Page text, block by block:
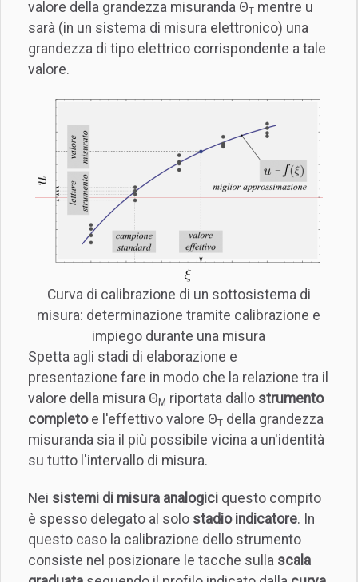
valore della grandezza misuranda ΘT mentre u
sarà (in un sistema di misura elettronico) una
grandezza di tipo elettrico corrispondente a tale
valore.
Curva di calibrazione di un sottosistema di
misura: determinazione tramite calibrazione e
impiego durante una misura
Spetta agli stadi di elaborazione e
presentazione fare in modo che la relazione tra il
valore della misura Θ M riportata dallo strumento
completoe l'effettivo valore ΘT della grandezza
misuranda sia il più possibile vicina a un'identità
su tutto l'intervallo di misura.
Nei sistemi di misura analogici questo compito
è spesso delegato al solo stadio indicatore. In
questo caso la calibrazione dello strumento
consiste nel posizionare le tacche sulla scala